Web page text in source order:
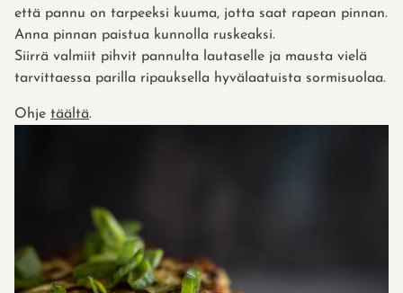
että pannu on tarpeeksi kuuma, jotta saat rapean pinnan.
Anna pinnan paistua kunnolla ruskeaksi.
Siirrä valmiit pihvit pannulta lautaselle ja mausta vielä
tarvittaessa parilla ripauksella hyvälaatuista sormisuolaa.
Ohje täältä.